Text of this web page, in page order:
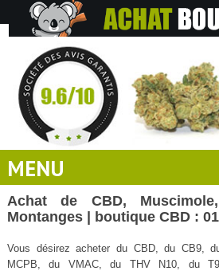
MENU
Achat de CBD,
Montanges | boutique CBD :
Vous désirez acheter du CBD, du CB9,
MCPB, du VMAC, du THV N10, du